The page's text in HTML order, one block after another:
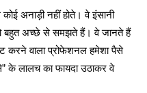
अनाड़ी नहीं होते। वे इंसानी
बहुत अच्छे से समझते हैं। वे जानते हैं
करने वाला प्रोफेशनल हमेशा पैसे
के लालच का फायदा उठाकर वे